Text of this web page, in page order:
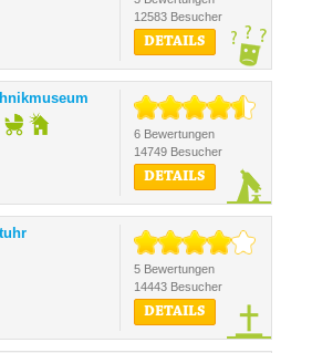
12583 Besucher
DETAILS
6 Bewertungen
14749 Besucher
DETAILS
5 Bewertungen
14443 Besucher
DETAILS